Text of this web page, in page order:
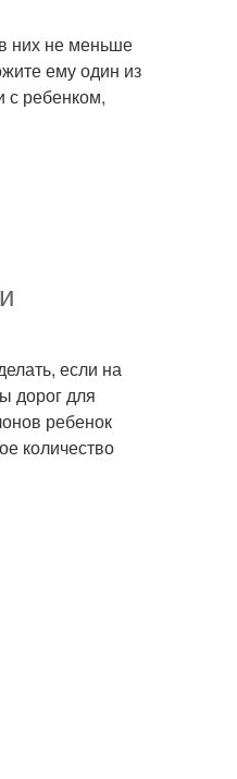
них не меньше
ему один из
с ребенком,
если на
дорог для
ребенок
количество